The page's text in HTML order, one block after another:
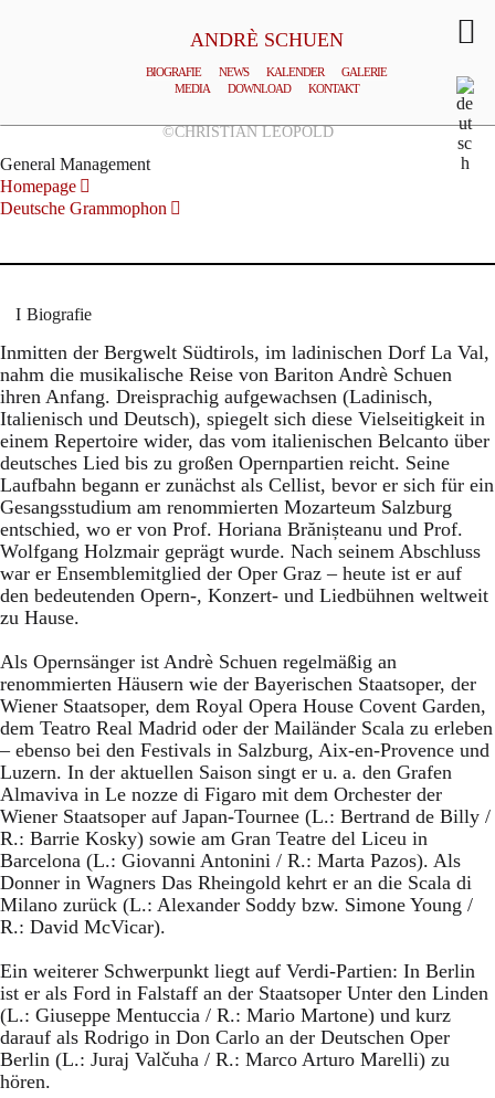
ANDRÈ SCHUEN
BIOGRAFIE NEWS KALENDER
GALERIE
MEDIA
DOWNLOAD KONTAKT
©CHRISTIAN LEOPOLD
General Management
Homepage
Deutsche Grammophon
Biografie
Inmitten der Bergwelt Südtirols, im ladinischen Dorf La Val,
nahm die musikalische Reise von Bariton Andrè Schuen
ihren Anfang. Dreisprachig aufgewachsen (Ladinisch,
Italienisch und Deutsch), spiegelt sich diese Vielseitigkeit in
einem Repertoire wider, das vom italienischen Belcanto über
deutsches Lied bis zu großen Opernpartien reicht. Seine
Laufbahn begann er zunächst als Cellist, bevor er sich für ein
Gesangsstudium am renommierten Mozarteum Salzburg
entschied, wo er von Prof. Horiana Brănișteanu und Prof.
Wolfgang Holzmair geprägt wurde. Nach seinem Abschluss
war er Ensemblemitglied der Oper Graz – heute ist er auf
den bedeutenden Opern-, Konzert- und Liedbühnen weltweit
zu Hause.
Als Opernsänger ist Andrè Schuen regelmäßig an
renommierten Häusern wie der Bayerischen Staatsoper, der
Wiener Staatsoper, dem Royal Opera House Covent Garden,
dem Teatro Real Madrid oder der Mailänder Scala zu erleben
– ebenso bei den Festivals in Salzburg, Aix-en-Provence und
Luzern. In der aktuellen Saison singt er u. a. den Grafen
Almaviva in Le nozze di Figaro mit dem Orchester der
Wiener Staatsoper auf Japan-Tournee (L.: Bertrand de Billy /
R.: Barrie Kosky) sowie am Gran Teatre del Liceu in
Barcelona (L.: Giovanni Antonini / R.: Marta Pazos). Als
Donner in Wagners Das Rheingold kehrt er an die Scala di
Milano zurück (L.: Alexander Soddy bzw. Simone Young /
R.: David McVicar).
Ein weiterer Schwerpunkt liegt auf Verdi-Partien: In Berlin
ist er als Ford in Falstaff an der Staatsoper Unter den Linden
(L.: Giuseppe Mentuccia / R.: Mario Martone) und kurz
darauf als Rodrigo in Don Carlo an der Deutschen Oper
Berlin (L.: Juraj Valčuha / R.: Marco Arturo Marelli) zu
hören.